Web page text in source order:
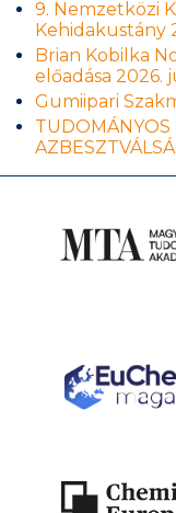
9. Nemzetközi
Kehidakustány
Brian Kobilka
előadása 2026.
Gumiipari
TUDOMÁNYOS